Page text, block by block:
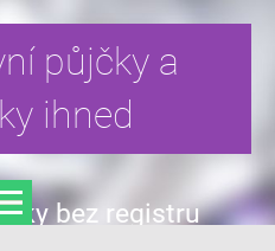
půjčky a
ihned
bez registru